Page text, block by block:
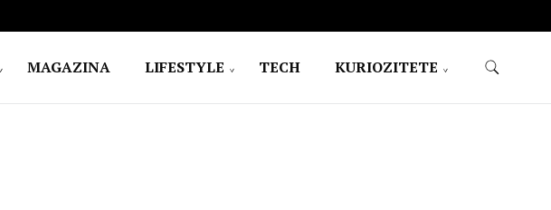
MAGAZINA LIFESTYLE TECH KURIOZITETE